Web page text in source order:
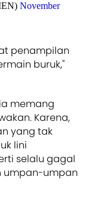
November
penampilan
buruk,"
memang
Karena,
yang tak
lini
selalu gagal
umpan-umpan